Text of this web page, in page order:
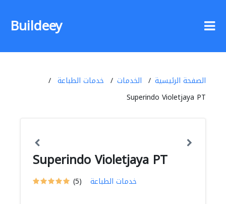
Buildeey
الصفحة الرئيسية الخدمات
خدمات الطباعة
Superindo Violetjaya PT
Superindo Violetjaya PT
(5) خدمات الطباعة